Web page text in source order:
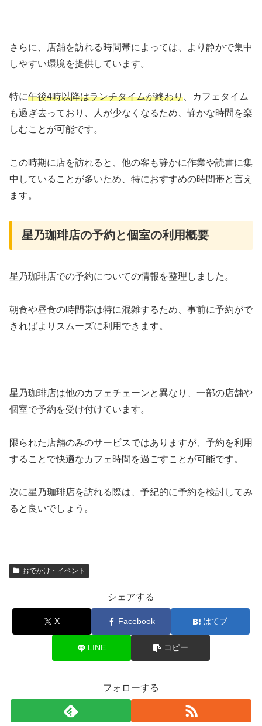
さらに、店舗を訪れる時間帯によっては、より静かで集中
しやすい環境を提供しています。
特に午後4時以降はランチタイムが終わり、カフェタイム
も過ぎ去っており、人が少なくなるため、静かな時間を楽
しむことが可能です。
この時期に店を訪れると、他の客も静かに作業や読書に集
中していることが多いため、特におすすめの時間帯と言え
ます。
星乃珈琲店の予約と個室の利用概要
星乃珈琲店での予約についての情報を整理しました。
朝食や昼食の時間帯は特に混雑するため、事前に予約がで
きればよりスムーズに利用できます。
星乃珈琲店は他のカフェチェーンと異なり、一部の店舗や
個室で予約を受け付けています。
限られた店舗のみのサービスではありますが、予約を利用
することで快適なカフェ時間を過ごすことが可能です。
次に星乃珈琲店を訪れる際は、予紀的に予約を検討してみ
ると良いでしょう。
おでかけ・イベント
シェアする
X Facebook はてブ
LINE コピー
フォローする